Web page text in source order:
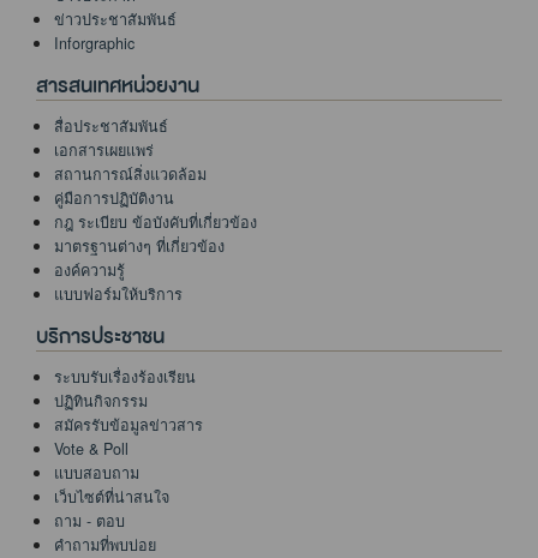
ข่าวประชาสัมพันธ์
Inforgraphic
สารสนเทศหน่วยงาน
สื่อประชาสัมพันธ์
เอกสารเผยแพร่
สถานการณ์สิ่งแวดล้อม
คู่มือการปฏิบัติงาน
กฎ ระเบียบ ข้อบังคับที่เกี่ยวข้อง
มาตรฐานต่างๆ ที่เกี่ยวข้อง
องค์ความรู้
แบบฟอร์มให้บริการ
บริการประชาชน
ระบบรับเรื่องร้องเรียน
ปฏิทินกิจกรรม
สมัครรับข้อมูลข่าวสาร
Vote & Poll
แบบสอบถาม
เว็บไซต์ที่น่าสนใจ
ถาม - ตอบ
คำถามที่พบบ่อย